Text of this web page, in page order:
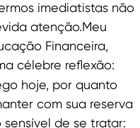
imediatistas não
atenção.Meu
Financeira,
célebre reflexão:
hoje, por quanto
com sua reserva
sensível de se tratar: